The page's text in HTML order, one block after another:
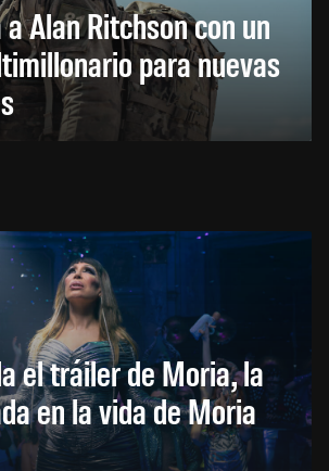
Alan Ritchson con un
para nuevas
el tráiler de Moria, la
en la vida de Moria